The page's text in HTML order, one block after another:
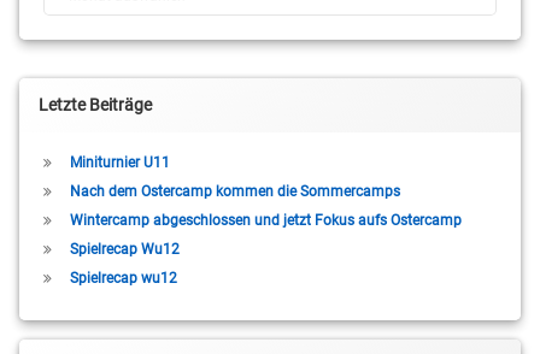
Letzte Beiträge
Miniturnier U11
Nach dem Ostercamp kommen die Sommercamps
Wintercamp abgeschlossen und jetzt Fokus aufs Ostercamp
Spielrecap Wu12
Spielrecap wu12